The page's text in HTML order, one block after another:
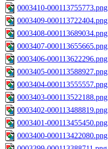
0003410-000113755773.png
0003409-000113722404.png
0003408-000113689034.png
0003407-000113655665.png
0003406-000113622296.png
0003405-000113588927.png
0003404-000113555557.png
0003403-000113522188.png
0003402-000113488819.png
0003401-000113455450.png
0003400-000113422080.png